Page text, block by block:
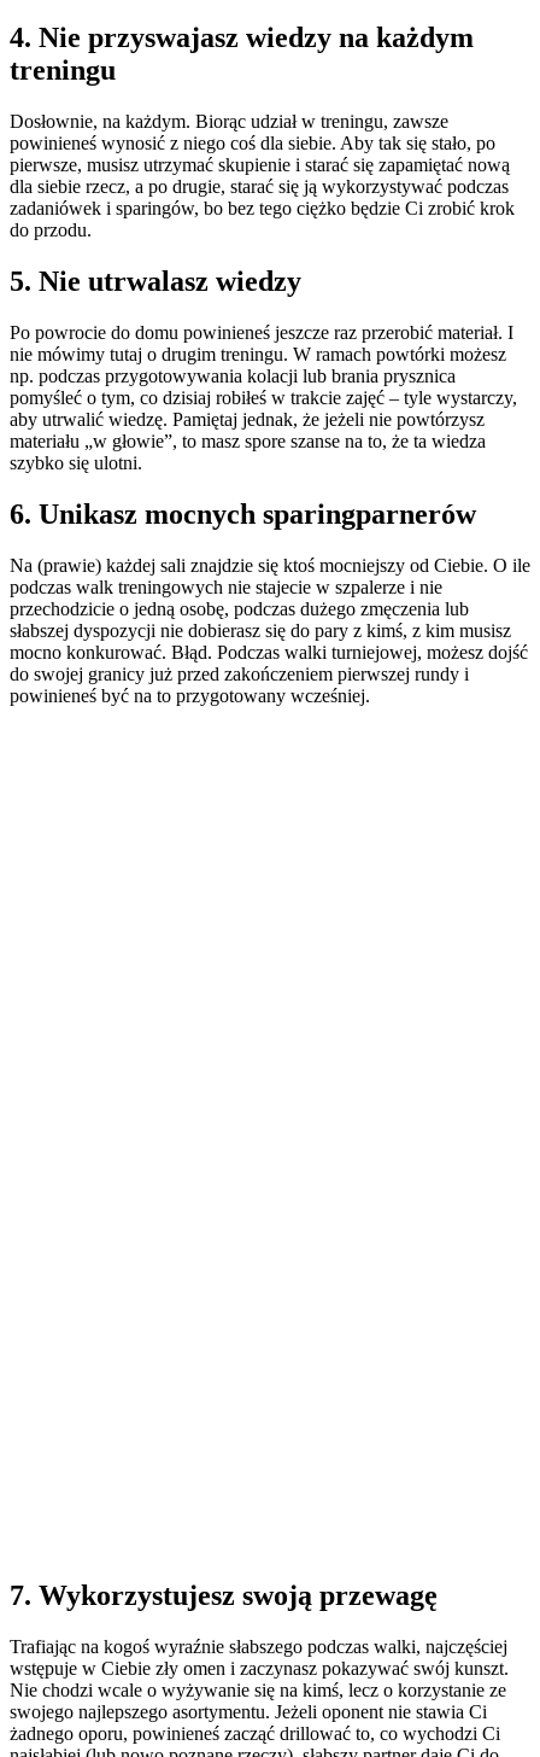
4. Nie przyswajasz wiedzy na każdym
treningu
Dosłownie, na każdym. Biorąc udział w treningu, zawsze
powinieneś wynosić z niego coś dla siebie. Aby tak się stało, po
pierwsze, musisz utrzymać skupienie i starać się zapamiętać nową
dla siebie rzecz, a po drugie, starać się ją wykorzystywać podczas
zadaniówek i sparingów, bo bez tego ciężko będzie Ci zrobić krok
do przodu.
5. Nie utrwalasz wiedzy
Po powrocie do domu powinieneś jeszcze raz przerobić materiał. I
nie mówimy tutaj o drugim treningu. W ramach powtórki możesz
np. podczas przygotowywania kolacji lub brania prysznica
pomyśleć o tym, co dzisiaj robiłeś w trakcie zajęć – tyle wystarczy,
aby utrwalić wiedzę. Pamiętaj jednak, że jeżeli nie powtórzysz
materiału „w głowie”, to masz spore szanse na to, że ta wiedza
szybko się ulotni.
6. Unikasz mocnych sparingparnerów
Na (prawie) każdej sali znajdzie się ktoś mocniejszy od Ciebie. O ile
podczas walk treningowych nie stajecie w szpalerze i nie
przechodzicie o jedną osobę, podczas dużego zmęczenia lub
słabszej dyspozycji nie dobierasz się do pary z kimś, z kim musisz
mocno konkurować. Błąd. Podczas walki turniejowej, możesz dojść
do swojej granicy już przed zakończeniem pierwszej rundy i
powinieneś być na to przygotowany wcześniej.
7. Wykorzystujesz swoją przewagę
Trafiając na kogoś wyraźnie słabszego podczas walki, najczęściej
wstępuje w Ciebie zły omen i zaczynasz pokazywać swój kunszt.
Nie chodzi wcale o wyżywanie się na kimś, lecz o korzystanie ze
swojego najlepszego asortymentu. Jeżeli oponent nie stawia Ci
żadnego oporu, powinieneś zacząć drillować to, co wychodzi Ci